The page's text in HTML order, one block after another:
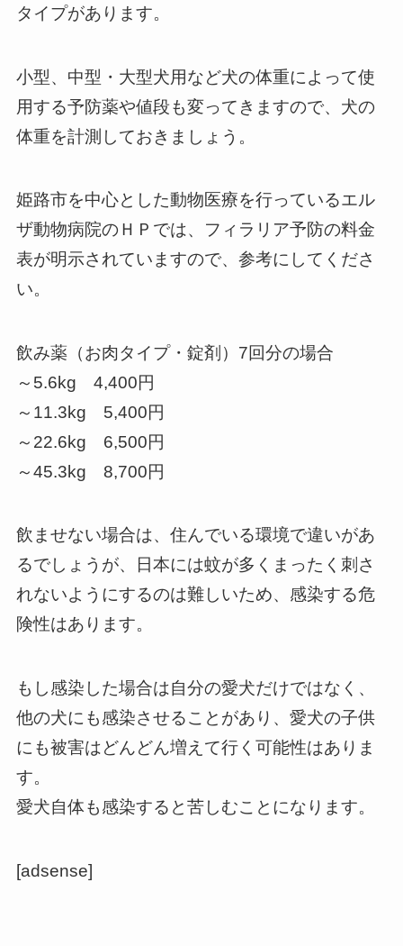
タイプがあります。
小型、中型・大型犬用など犬の体重によって使
用する予防薬や値段も変ってきますので、犬の
体重を計測しておきましょう。
姫路市を中心とした動物医療を行っているエル
ザ動物病院のＨＰでは、フィラリア予防の料金
表が明示されていますので、参考にしてくださ
い。
飲み薬（お肉タイプ・錠剤）7回分の場合
～5.6kg 4,400円
～11.3kg 5,400円
～22.6kg 6,500円
～45.3kg 8,700円
飲ませない場合は、住んでいる環境で違いがあ
るでしょうが、日本には蚊が多くまったく刺さ
れないようにするのは難しいため、感染する危
険性はあります。
もし感染した場合は自分の愛犬だけではなく、
他の犬にも感染させることがあり、愛犬の子供
にも被害はどんどん増えて行く可能性はありま
す。
愛犬自体も感染すると苦しむことになります。
[adsense]